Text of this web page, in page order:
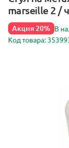
marseille 2 /
Акция 20% В
Код товара: